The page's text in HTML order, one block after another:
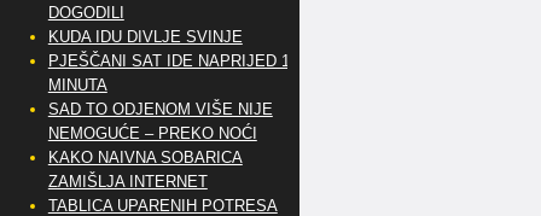
DOGODILI
KUDA IDU DIVLJE SVINJE
PJEŠČANI SAT IDE NAPRIJED 10
MINUTA
SAD TO ODJENOM VIŠE NIJE
NEMOGUĆE – PREKO NOĆI
KAKO NAIVNA SOBARICA
ZAMIŠLJA INTERNET
TABLICA UPARENIH POTRESA